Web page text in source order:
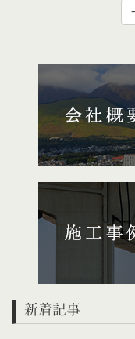
新着記事